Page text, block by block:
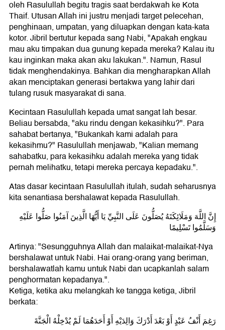
oleh Rasulullah begitu tragis saat berdakwah ke Kota
Thaif. Utusan Allah ini justru menjadi target pelecehan,
penghinaan, umpatan, yang diluapkan dengan kata-kata
kotor. Jibril bertutur kepada sang Nabi, "Apakah engkau
mau aku timpakan dua gunung kepada mereka? Kalau itu
kau inginkan maka akan aku lakukan.". Namun, Rasul
tidak menghendakinya. Bahkan dia mengharapkan Allah
akan menciptakan generasi bertakwa yang lahir dari
tulang rusuk masyarakat di sana.
Kecintaan Rasulullah kepada umat sangat lah besar.
Beliau bersabda, "aku rindu dengan kekasihku?". Para
sahabat bertanya, "Bukankah kami adalah para
kekasihmu?" Rasulullah menjawab, "Kalian memang
sahabatku, para kekasihku adalah mereka yang tidak
pernah melihatku, tetapi mereka percaya kepadaku.".
Atas dasar kecintaan Rasulullah itulah, sudah seharusnya
kita senantiasa bershalawat kepada Rasulullah.
إِنَّ اللَّهَ وَمَلَائِكَتَهُ يُصَلُّونَ عَلَى النَّبِيِّ يَا أَيُّهَا الَّذِينَ آمَنُوا صَلُّوا عَلَيْهِ
وَسَلَّمُوا تَسْلِيمًا
Artinya: "Sesungguhnya Allah dan malaikat-malaikat-Nya
bershalawat untuk Nabi. Hai orang-orang yang beriman,
bershalawatlah kamu untuk Nabi dan ucapkanlah salam
penghormatan kepadanya.".
Ketiga, ketika aku melangkah ke tangga ketiga, Jibril
berkata:
رَغِمَ أَنْفُ عَبْدٍ أَوْ بَعْدَ أَدْرَكَ وَالِدَيْهِ أَوْ أَحَدَهُمَا لَمْ يُدْخِلْهُ الْجَنَّةَ